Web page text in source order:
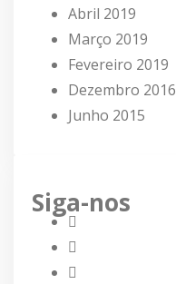
Abril 2019
Março 2019
Fevereiro 2019
Dezembro 2016
Junho 2015
Siga-nos